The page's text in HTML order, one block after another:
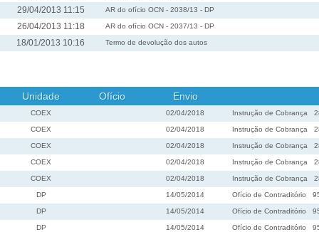
29/04/2013 11:15 AR do ofício OCN - 2038/13 - DP
26/04/2013 11:18 AR do ofício OCN - 2037/13 - DP
18/01/2013 10:16 Termo de devolução dos autos
Unidade Ofício Envio
COEX 02/04/2018 Instrução de Cobrança
COEX 02/04/2018 Instrução de Cobrança
COEX 02/04/2018 Instrução de Cobrança
COEX 02/04/2018 Instrução de Cobrança
COEX 02/04/2018 Instrução de Cobrança
DP 14/05/2014 Ofício de Contraditório
DP 14/05/2014 Ofício de Contraditório
DP 14/05/2014 Ofício de Contraditório